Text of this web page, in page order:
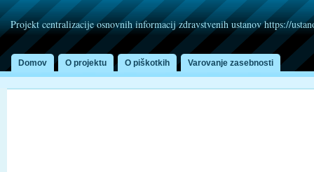
Projekt centralizacije osnovnih informacij zdravstvenih ustanov https://
Domov O projektu O piškotkih Varovanje zasebnosti